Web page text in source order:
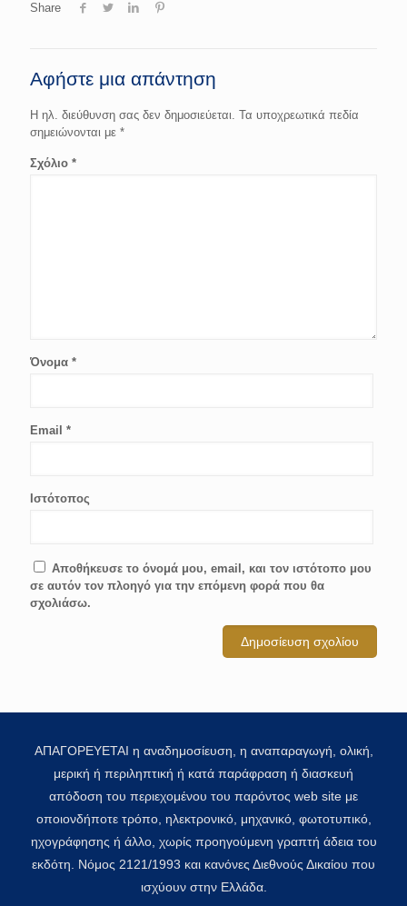
Share
Αφήστε μια απάντηση
Η ηλ. διεύθυνση σας δεν δημοσιεύεται. Τα υποχρεωτικά πεδία
σημειώνονται με *
Σχόλιο *
Όνομα *
Email *
Ιστότοπος
Αποθήκευσε το όνομά μου, email, και τον ιστότοπο μου
σε αυτόν τον πλοηγό για την επόμενη φορά που θα
σχολιάσω.
ΑΠΑΓΟΡΕΥΕΤΑΙ η αναδημοσίευση, η αναπαραγωγή, ολική,
μερική ή περιληπτική ή κατά παράφραση ή διασκευή
απόδοση του περιεχομένου του παρόντος web site με
οποιονδήποτε τρόπο, ηλεκτρονικό, μηχανικό, φωτοτυπικό,
ηχογράφησης ή άλλο, χωρίς προηγούμενη γραπτή άδεια του
εκδότη. Νόμος 2121/1993 και κανόνες Διεθνούς Δικαίου που
ισχύουν στην Ελλάδα.